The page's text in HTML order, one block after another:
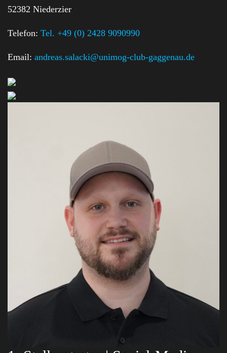
52382 Niederzier
Telefon: Tel. +49 (0) 2428 9090990
Email: andreas.salacki@unimog-club-gaggenau.de